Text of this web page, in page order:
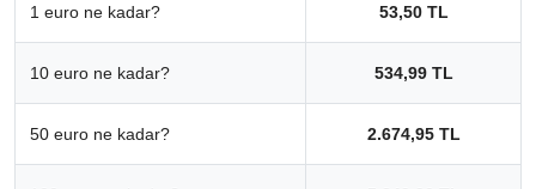
1 euro ne kadar? 53,50 TL
10 euro ne kadar? 534,99 TL
50 euro ne kadar? 2.674,95 TL